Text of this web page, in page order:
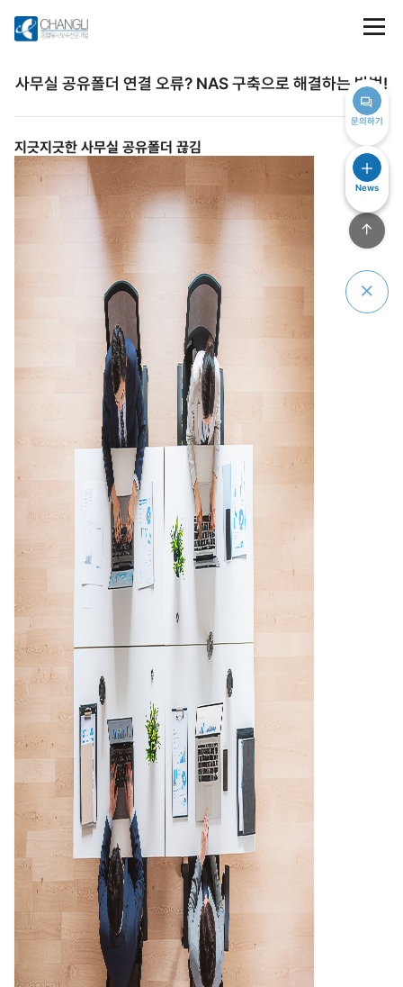
문의하기
News
사무실 공유폴더 연결 오류? NAS 구축으로 해결하는 방법!
지긋지긋한 사무실 공유폴더 끊김